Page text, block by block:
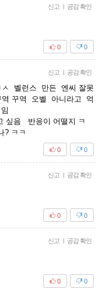
신고 | 공감 확인
0
0
신고 | 공감 확인
벨런스 만든 엔씨 잘못
꾸역 오벨 아니라고 억
싶음 반응이 어떨지 ㅋ
? ㅋㅋ
0
0
신고 | 공감 확인
0
0
신고 | 공감 확인
0
0